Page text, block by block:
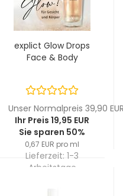
explict Glow Drops
Face & Body
Unser Normalpreis 39,90
Ihr Preis 19,95 EUR
Sie sparen 50%
0,67 EUR pro ml
Lieferzeit: 1-3
Arbeitstage